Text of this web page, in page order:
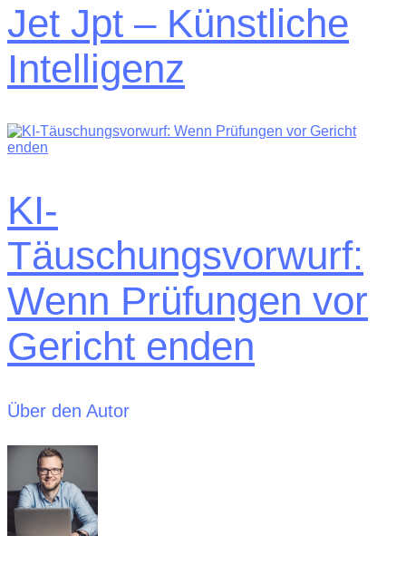
Jet Jpt – Künstliche
Intelligenz
KI-
Täuschungsvorwurf:
Wenn Prüfungen vor
Gericht enden
Über den Autor